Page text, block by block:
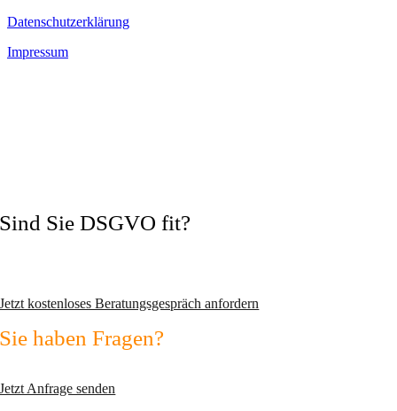
Datenschutzerklärung
Impressum
Sind Sie DSGVO fit?
Jetzt kostenloses Beratungsgespräch anfordern
Sie haben Fragen?
Jetzt Anfrage senden